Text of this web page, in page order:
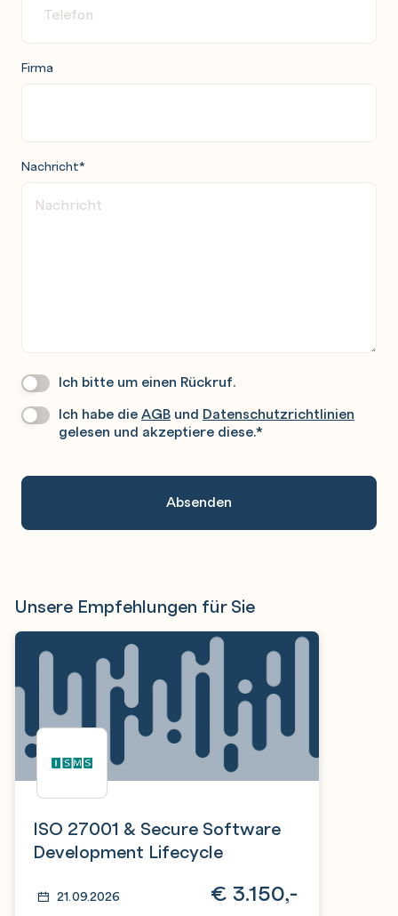
Firma
Nachricht*
Wir
Sie
Ich bitte um einen Rückruf.
Datenschutz*
Ich habe dieAGB und Datenschutzrichtlinien
gelesen und akzeptiere diese.*
Unsere Empfehlungen für Sie
ISO 27001 & Secure Software
Development Lifecycle
21.09.2026 € 3.150,-